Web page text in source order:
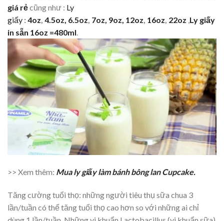
giá rẻcũng như : Ly
giấy :4oz, 4.5oz, 6.5oz, 7oz, 9oz, 12oz, 16oz, 22oz ,Ly giấy
in sẵn 16oz =480ml.
>> Xem thêm: Mua ly giấy làm bánh bông lan Cupcake.
Tăng cường tuổi thọ: những người tiêu thụ sữa chua 3
lần/tuần có thể tăng tuổi thọ cao hơn so với những ai chỉ